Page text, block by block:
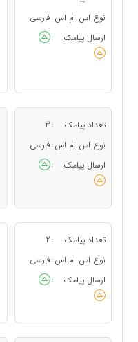
نوع اس ام اس : فارسی
ارسال پیامک
:
تعداد پیامک :
3
نوع اس ام اس : فارسی
ارسال پیامک
:
تعداد پیامک :
2
نوع اس ام اس : فارسی
ارسال پیامک
: